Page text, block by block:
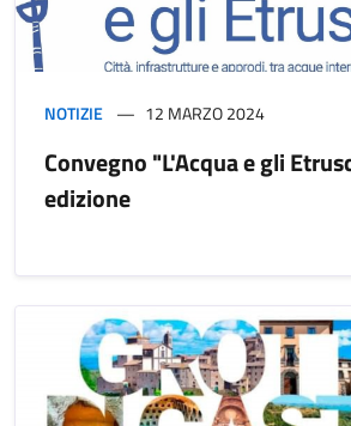
NOTIZIE 12 MARZO 2024
Convegno "L'Acqua e gli
edizione